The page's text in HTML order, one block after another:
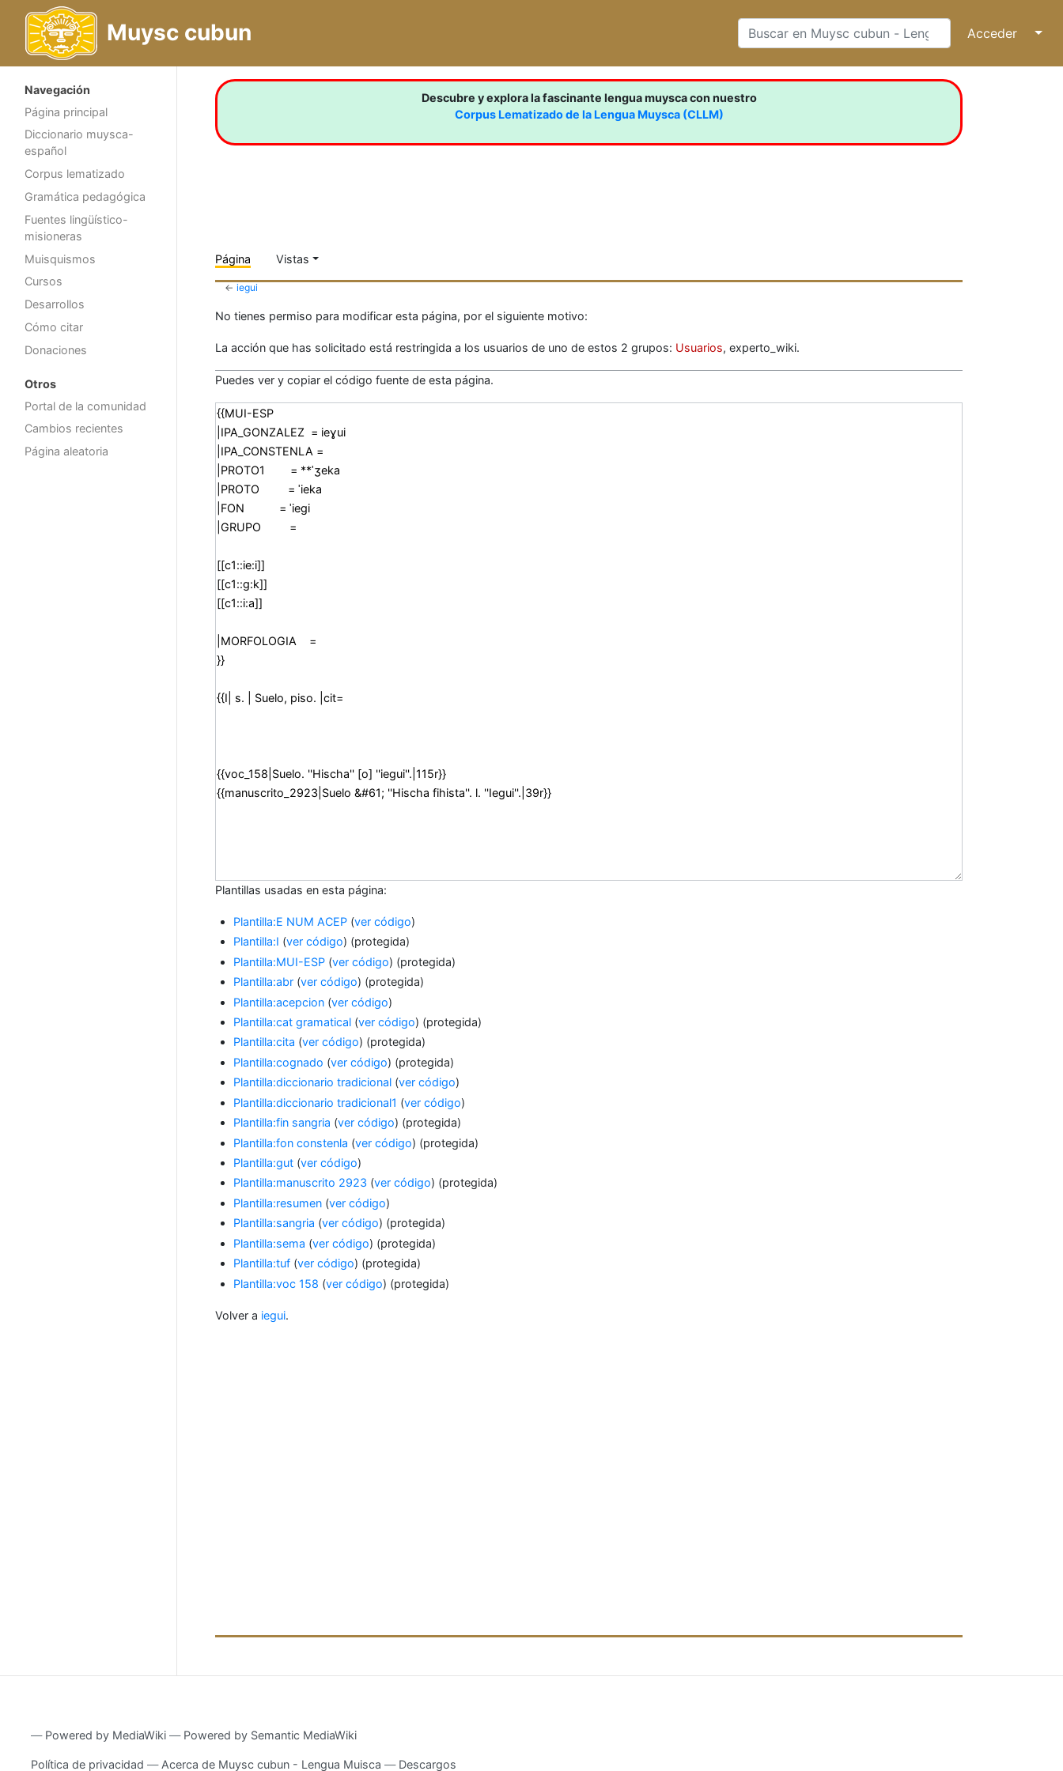
Muysc cubun Acceder ↓
Navegación
Página principal
Diccionario muysca-
español
Corpus lematizado
Gramática pedagógica
Fuentes lingüístico-
misioneras
Muisquismos
Cursos
Desarrollos
Cómo citar
Donaciones
Otros
Portal de la comunidad
Cambios recientes
Página aleatoria
Descubre y explora la fascinante lengua muysca con nuestro
Corpus Lematizado de la Lengua Muysca (CLLM)
Página Vistas
←iegui
No tienes permiso para modificar esta página, por el siguiente motivo:
La acción que has solicitado está restringida a los usuarios de uno de estos 2 grupos: Usuarios, experto_wiki.
Puedes ver y copiar el código fuente de esta página.
Plantillas usadas en esta página:
Plantilla:E NUM ACEP (ver código)
Plantilla:I (ver código) (protegida)
Plantilla:MUI-ESP (ver código) (protegida)
Plantilla:abr (ver código) (protegida)
Plantilla:acepcion (ver código)
Plantilla:cat gramatical (ver código) (protegida)
Plantilla:cita (ver código) (protegida)
Plantilla:cognado (ver código) (protegida)
Plantilla:diccionario tradicional (ver código)
Plantilla:diccionario tradicional1 (ver código)
Plantilla:fin sangria (ver código) (protegida)
Plantilla:fon constenla (ver código) (protegida)
Plantilla:gut (ver código)
Plantilla:manuscrito 2923 (ver código) (protegida)
Plantilla:resumen (ver código)
Plantilla:sangria (ver código) (protegida)
Plantilla:sema (ver código) (protegida)
Plantilla:tuf (ver código) (protegida)
Plantilla:voc 158 (ver código) (protegida)
Volver a iegui.
― Powered by MediaWiki ― Powered by Semantic MediaWiki
Política de privacidad Acerca de Muysc cubun - Lengua Muisca Descargos